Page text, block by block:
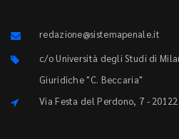
redazione@sistemapenale.it
c/o Università degli Studi di
Giuridiche "C. Beccaria"
Via Festa del Perdono, 7 - 20122